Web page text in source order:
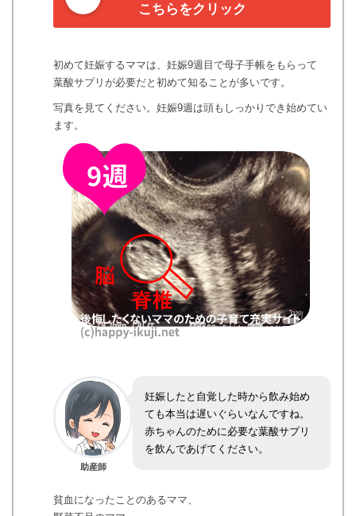
こちらをクリック
初めて妊娠するママは、妊娠9週目で母子手帳をもらって
葉酸サプリが必要だと初めて知ることが多いです。
写真を見てください。妊娠9週は頭もしっかりでき始めてい
ます。
助産師
妊娠したと自覚した時から飲み始め
ても本当は遅いぐらいなんですね。
赤ちゃんのために必要な葉酸サプリ
を飲んであげてください。
貧血になったことのあるママ、